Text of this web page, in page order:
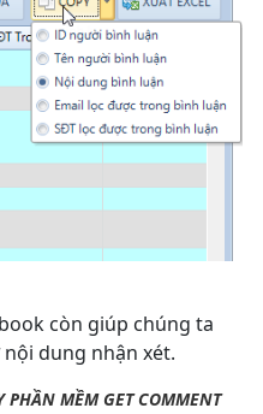
còn giúp chúng ta
dung nhận xét.
PHẦN MỀM GET COMMENT